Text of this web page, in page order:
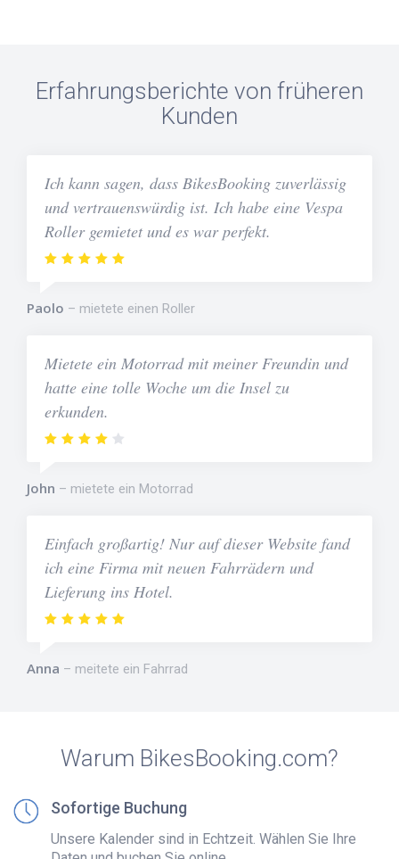
Erfahrungsberichte von früheren
Kunden
Ich kann sagen, dass BikesBooking zuverlässig
und vertrauenswürdig ist. Ich habe eine Vespa
Roller gemietet und es war perfekt.
Paolo mietete einen Roller
Mietete ein Motorrad mit meiner Freundin und
hatte eine tolle Woche um die Insel zu
erkunden.
John mietete ein Motorrad
Einfach großartig! Nur auf dieser Website fand
ich eine Firma mit neuen Fahrrädern und
Lieferung ins Hotel.
Anna meitete ein Fahrrad
Warum BikesBooking.com?
Sofortige Buchung
Unsere Kalender sind in Echtzeit. Wählen Sie Ihre